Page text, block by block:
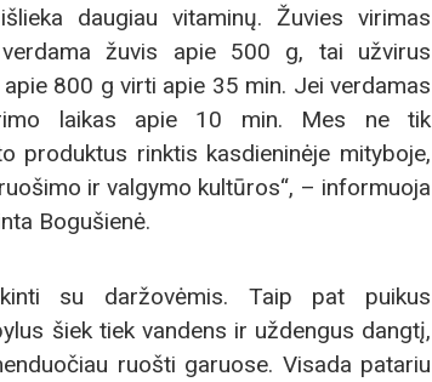
daugiau vitaminų. Žuvies virimas
žuvis apie 500 g, tai užvirus
800 g virti apie 35 min. Jei verdamas
laikas apie 10 min. Mes ne tik
produktus rinktis kasdieninėje mityboje,
ir valgymo kultūros“, – informuoja
Bogušienė.
su daržovėmis. Taip pat puikus
šiek tiek vandens ir uždengus dangtį,
ruošti garuose. Visada patariu